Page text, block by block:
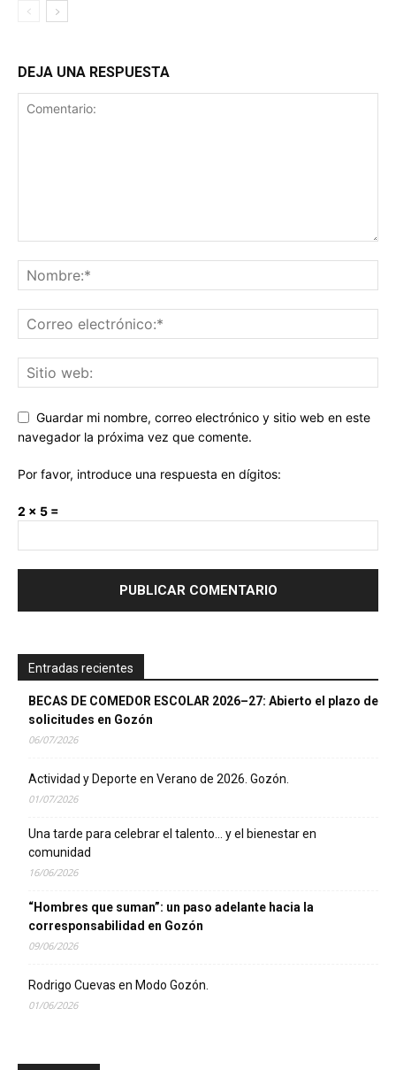
DEJA UNA RESPUESTA
Guardar mi nombre, correo electrónico y sitio web en este
navegador la próxima vez que comente.
Por favor, introduce una respuesta en dígitos:
2 × 5 =
Entradas recientes
BECAS DE COMEDOR ESCOLAR 2026–27: Abierto el plazo de
solicitudes en Gozón
06/07/2026
Actividad y Deporte en Verano de 2026. Gozón.
01/07/2026
Una tarde para celebrar el talento… y el bienestar en
comunidad
16/06/2026
“Hombres que suman”: un paso adelante hacia la
corresponsabilidad en Gozón
09/06/2026
Rodrigo Cuevas en Modo Gozón.
01/06/2026